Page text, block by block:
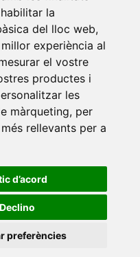
la
del lloc web,
experiència al
el vostre
productes i
les
màrqueting, per
rellevants per a
d’acord
Declino
preferències
a enviar-vos
i activitats que
a Twitter